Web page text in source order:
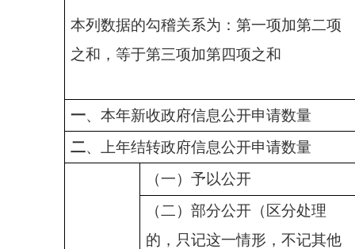
本列数据的勾稽关系为：第一项加第二项
之和，等于第三项加第四项之和
一、本年新收政府信息公开申请数量
二、上年结转政府信息公开申请数量
（一）予以公开
（二）部分公开（区分处理
的，只记这一情形，不记其他